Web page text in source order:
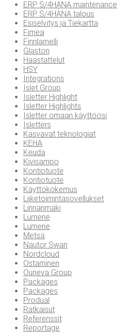
ERP S/4HANA maintenance
ERP S/4HANA talous
Esiselvitys ja Tiekartta
Fimea
Finnlamelli
Glaston
Haastattelut
HSY
Integrations
Islet Group
Isletter Highlight
Isletter Highlights
Isletter omaan käyttöösi
Isletters
Kasvavat teknologiat
KEHA
Keuda
Kivisampo
Kontiotuote
Kontiotuote
Käyttökokemus
Liiketoimintasovellukset
Linnanmäki
Lumene
Lumene
Metsä
Nautor Swan
Nordcloud
Ostaminen
Ouneva Group
Packages
Packages
Produal
Ratkaisut
Referenssit
Reportage